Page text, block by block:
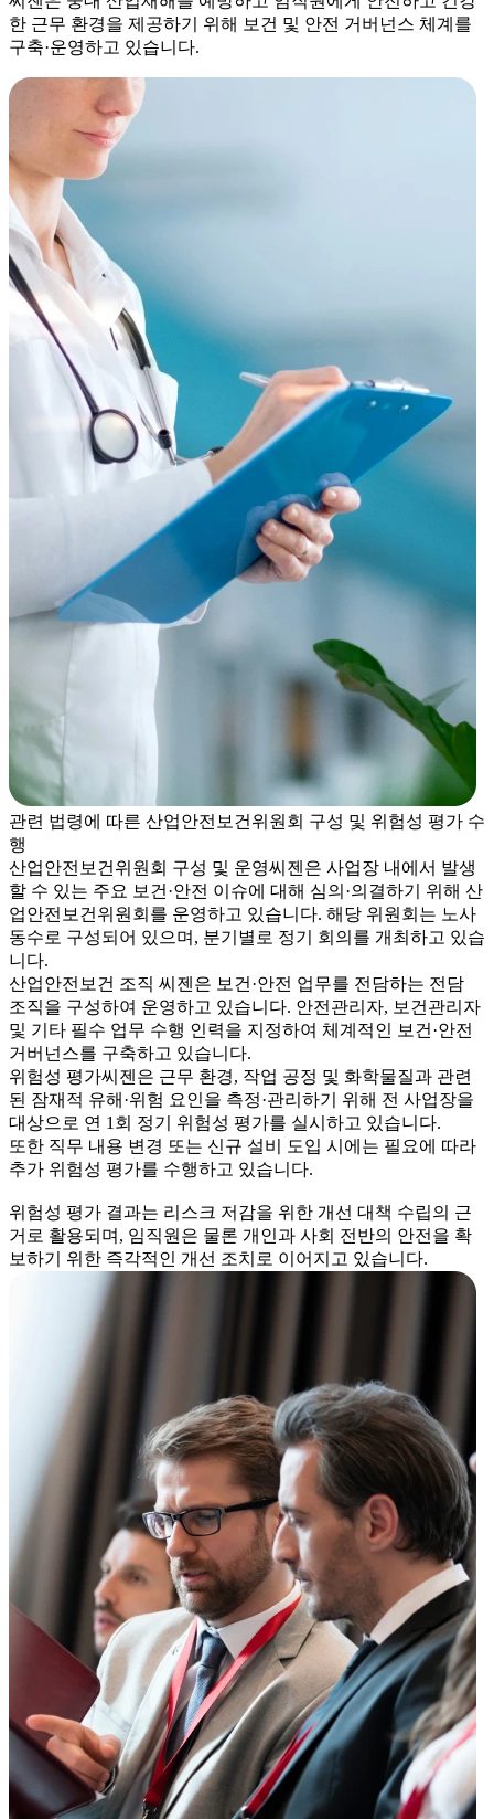
한 근무 환경을 제공하기 위해 보건 및 안전 거버넌스 체계를
구축·운영하고 있습니다.
관련 법령에 따른 산업안전보건위원회 구성 및 위험성 평가 수
행
산업안전보건위원회 구성 및 운영씨젠은 사업장 내에서 발생
할 수 있는 주요 보건·안전 이슈에 대해 심의·의결하기 위해 산
업안전보건위원회를 운영하고 있습니다. 해당 위원회는 노사
동수로 구성되어 있으며, 분기별로 정기 회의를 개최하고 있습
니다.
산업안전보건 조직 씨젠은 보건·안전 업무를 전담하는 전담
조직을 구성하여 운영하고 있습니다. 안전관리자, 보건관리자
및 기타 필수 업무 수행 인력을 지정하여 체계적인 보건·안전
거버넌스를 구축하고 있습니다.
위험성 평가씨젠은 근무 환경, 작업 공정 및 화학물질과 관련
된 잠재적 유해·위험 요인을 측정·관리하기 위해 전 사업장을
대상으로 연 1회 정기 위험성 평가를 실시하고 있습니다.
또한 직무 내용 변경 또는 신규 설비 도입 시에는 필요에 따라
추가 위험성 평가를 수행하고 있습니다.
위험성 평가 결과는 리스크 저감을 위한 개선 대책 수립의 근
거로 활용되며, 임직원은 물론 개인과 사회 전반의 안전을 확
보하기 위한 즉각적인 개선 조치로 이어지고 있습니다.